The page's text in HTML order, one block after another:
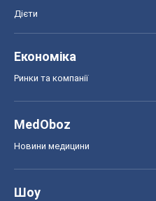
Дієти
Економіка
Ринки та компанії
MedOboz
Новини медицини
Шоу